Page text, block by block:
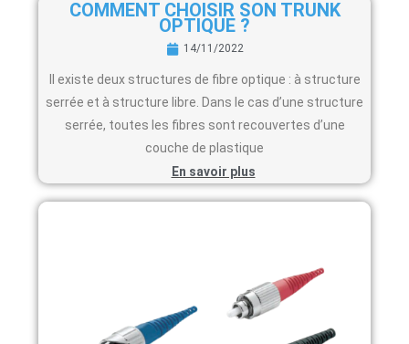
COMMENT CHOISIR SON TRUNK
OPTIQUE ?
14/11/2022
Il existe deux structures de fibre optique : à structure
serrée et à structure libre. Dans le cas d’une structure
serrée, toutes les fibres sont recouvertes d’une
couche de plastique
En savoir plus